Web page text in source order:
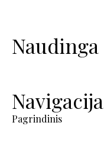
Naudinga
Navigacija
Pagrindinis